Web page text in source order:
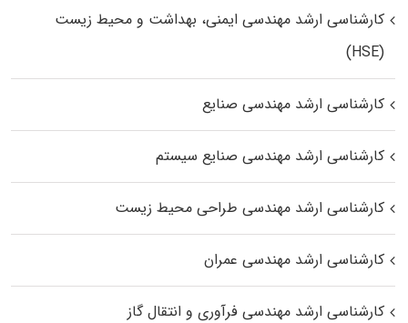
کارشناسی ارشد مهندسی ایمنی، بهداشت و محیط زیست
(HSE)
کارشناسی ارشد مهندسی صنایع
کارشناسی ارشد مهندسی صنایع سیستم
کارشناسی ارشد مهندسی طراحی محیط زیست
کارشناسی ارشد مهندسی عمران
کارشناسی ارشد مهندسی فرآوری و انتقال گاز